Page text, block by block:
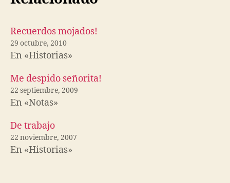
Recuerdos mojados!
29 octubre, 2010
En «Historias»
Me despido señorita!
22 septiembre, 2009
En «Notas»
De trabajo
22 noviembre, 2007
En «Historias»